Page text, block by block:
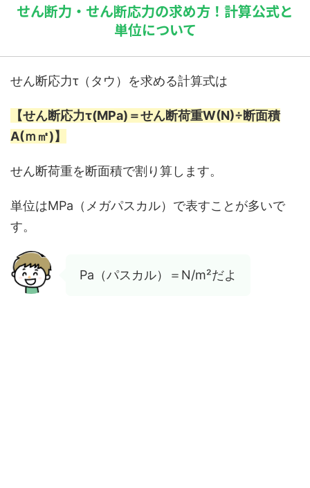
せん断力・せん断応力の求め方！計算公式と
単位について
せん断応力τ（タウ）を求める計算式は
【せん断応力τ(MPa)＝せん断荷重W(N)÷断面積
A(ｍ㎡)】
せん断荷重を断面積で割り算します。
単位はMPa（メガパスカル）で表すことが多いで
す。
Pa（パスカル）＝N/m²だよ